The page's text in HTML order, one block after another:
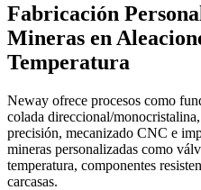
Fabricación
Mineras en
Temperatura
Neway ofrece procesos como
colada direccional/
precisión, mecanizado CNC e
mineras personalizadas como
temperatura, componentes
carcasas.